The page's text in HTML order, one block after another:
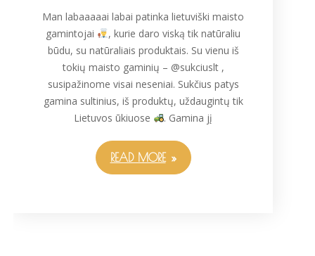
Man labaaaaai labai patinka lietuviški maisto
gamintojai
, kurie daro viską tik natūraliu
būdu, su natūraliais produktais. Su vienu iš
tokių maisto gaminių – @sukciuslt ,
susipažinome visai neseniai. Sukčius patys
gamina sultinius, iš produktų, uždaugintų tik
Lietuvos ūkiuose
. Gamina jį
READ MORE